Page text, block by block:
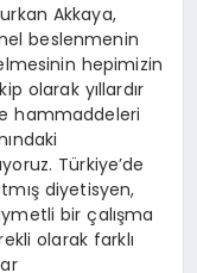
Akkaya,
beslenmenin
hepimizin
olarak yıllardır
hammaddeleri
Türkiye’de
diyetisyen,
bir çalışma
olarak farklı